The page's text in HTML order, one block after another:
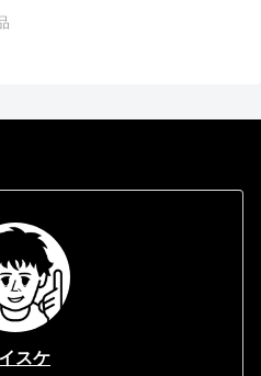
スケ